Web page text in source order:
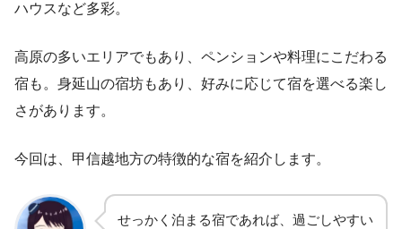
ハウスなど多彩。
高原の多いエリアでもあり、ペンションや料理にこだわる
宿も。身延山の宿坊もあり、好みに応じて宿を選べる楽し
さがあります。
今回は、甲信越地方の特徴的な宿を紹介します。
せっかく泊まる宿であれば、過ごしやすい